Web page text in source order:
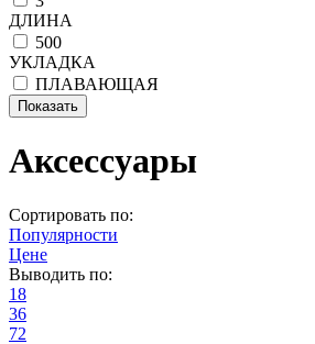
ДЛИНА
500
УКЛАДКА
ПЛАВАЮЩАЯ
Аксессуары
Сортировать по:
Популярности
Цене
Выводить по:
18
36
72